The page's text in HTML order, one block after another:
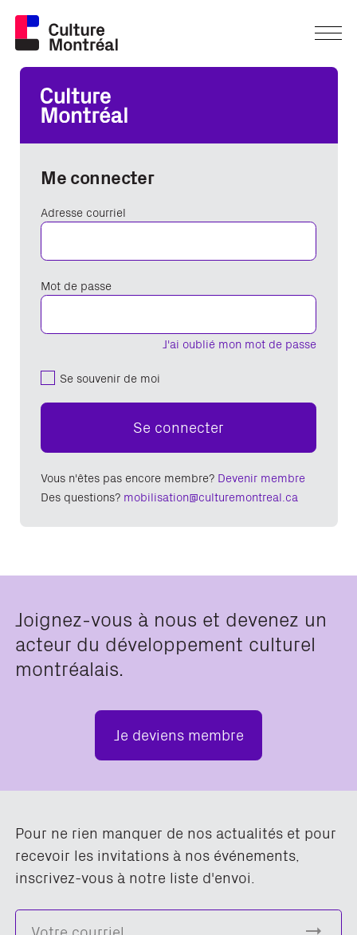
Me connecter
Adresse courriel
J'ai oublié mon mot de passe
Mot de passe
Se souvenir de moi
Se connecter
Vous n'êtes pas encore membre? Devenir membre
Des questions? mobilisation@culturemontreal.ca
Joignez-vous à nous et devenez un
acteur du développement culturel
montréalais.
Je deviens membre
Pour ne rien manquer de nos actualités et pour
recevoir les invitations à nos événements,
inscrivez-vous à notre liste d'envoi.